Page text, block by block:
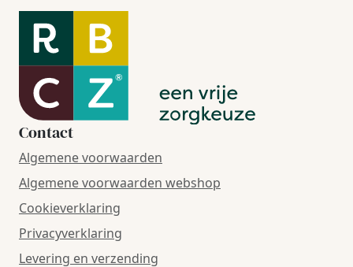
Contact
Algemene voorwaarden
Algemene voorwaarden webshop
Cookieverklaring
Privacyverklaring
Levering en verzending